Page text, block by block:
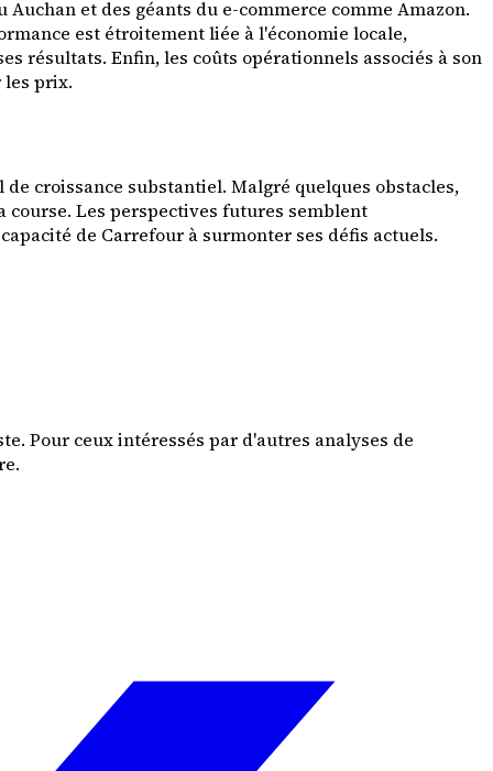
et des géants du e-commerce comme Amazon.
est étroitement liée à l'économie locale,
résultats. Enfin, les coûts opérationnels associés à son
les prix.
croissance substantiel. Malgré quelques obstacles,
Les perspectives futures semblent
de Carrefour à surmonter ses défis actuels.
Pour ceux intéressés par d'autres analyses de